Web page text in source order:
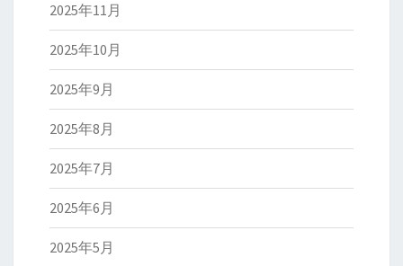
2025年11月
2025年10月
2025年9月
2025年8月
2025年7月
2025年6月
2025年5月